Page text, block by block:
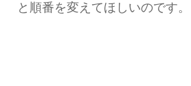
と順番を変えてほしいのです。